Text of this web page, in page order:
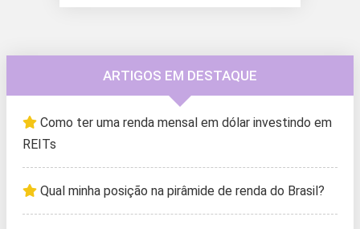
ARTIGOS EM DESTAQUE
Como ter uma renda mensal em dólar investindo em
REITs
Qual minha posição na pirâmide de renda do Brasil?